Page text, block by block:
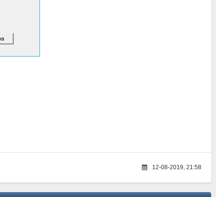
12-08-2019, 21:58